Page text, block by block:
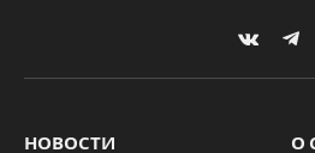
НОВОСТИ О